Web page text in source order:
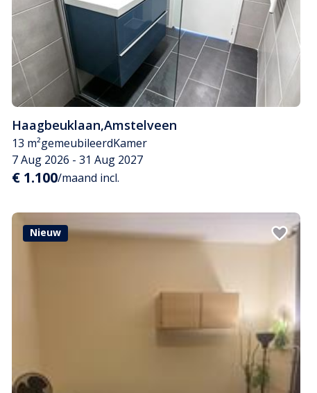
Haagbeuklaan,Amstelveen
13 m²gemeubileerdKamer
7 Aug 2026 - 31 Aug 2027
€ 1.100/maand incl.
Nieuw